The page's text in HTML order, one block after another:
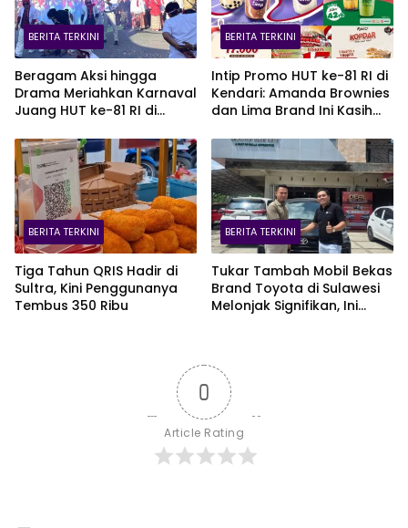
BERITA TERKINI
Beragam Aksi hingga
Drama Meriahkan Karnaval
Juang HUT ke-81 RI di
BERITA TERKINI
Intip Promo HUT ke-81 RI di
Kendari: Amanda Brownies
dan Lima Brand Ini Kasih
BERITA TERKINI
Tiga Tahun QRIS Hadir di
Sultra, Kini Penggunanya
Tembus 350 Ribu
BERITA TERKINI
Tukar Tambah Mobil Bekas
Brand Toyota di Sulawesi
Melonjak Signifikan, Ini
0
Article Rating